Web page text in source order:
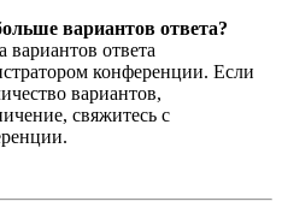
вариантов ответа?
вариантов ответа
конференции. Если
вариантов,
свяжитесь с